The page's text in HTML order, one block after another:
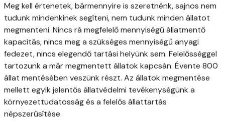
Meg kell értenetek, bármennyire is szeretnénk, sajnos nem
tudunk mindenkinek segíteni, nem tudunk minden állatot
megmenteni. Nincs rá megfelelő mennyiségű állatmentő
kapacitás, nincs meg a szükséges mennyiségű anyagi
fedezet, nincs elegendő tartási helyünk sem. Felelősséggel
tartozunk a már megmentett állatok kapcsán. Évente 800
állat mentésében veszünk részt. Az állatok megmentése
mellett egyik jelentős állatvédelmi tevékenységünk a
környezettudatosság és a felelős állattartás
népszerűsítése.